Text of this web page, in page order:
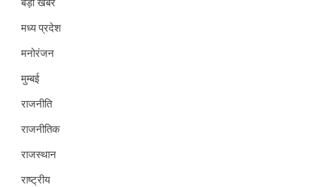
बड़ी खबर
मध्य प्रदेश
मनोरंजन
मुम्बई
राजनीति
राजनीतिक
राजस्थान
राष्ट्रीय